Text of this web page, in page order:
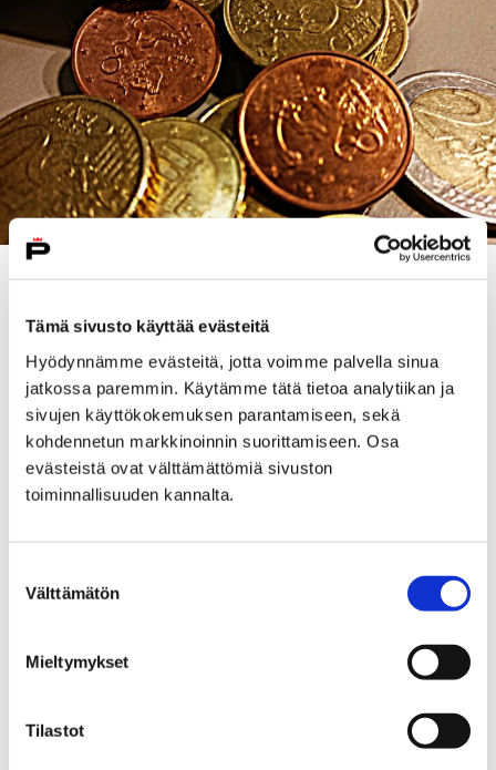
Tämä sivusto käyttää evästeitä
Hyödynnämme evästeitä, jotta voimme palvella sinua
jatkossa paremmin. Käytämme tätä tietoa analytiikan ja
sivujen käyttökokemuksen parantamiseen, sekä
kohdennetun markkinoinnin suorittamiseen. Osa
evästeistä ovat välttämättömiä sivuston
toiminnallisuuden kannalta.
valinta
Välttämätön
Mieltymykset
Tilastot
Yksikön nimi vaihtuu vuoden vaihteessa ja jatkossa se
velkaneuvonta. Neuvontaa saa Porissa osoitteesta
Antinkatu 12 B. Sähköposti on
satakunta.velkaneuvonta@oikeus.fija puhelinnumero
029 5660 407.
– Talous- ja velkaneuvonta palvelee yksityistalouksia ja
yksityisiä elinkeinon- ja ammattiharjoittajia talouteen
Jatkossa talous- ja velkaneuvonnan yhteystiedot
Satakunnan oikeusaputoimisto.